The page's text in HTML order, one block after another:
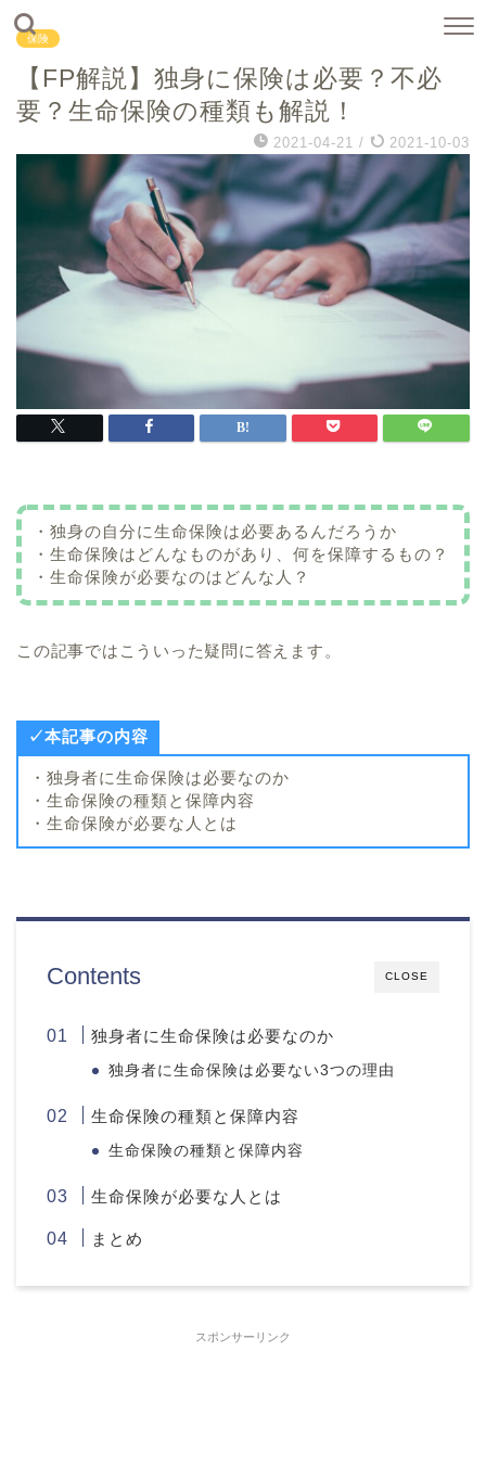
保険
【FP解説】独身に保険は必要？不必
要？生命保険の種類も解説！
2021-04-21 / 2021-10-03
・独身の自分に生命保険は必要あるんだろうか
・生命保険はどんなものがあり、何を保障するもの？
・生命保険が必要なのはどんな人？
この記事ではこういった疑問に答えます。
✓本記事の内容
・独身者に生命保険は必要なのか
・生命保険の種類と保障内容
・生命保険が必要な人とは
CLOSE
Contents
独身者に生命保険は必要なのか
独身者に生命保険は必要ない3つの理由
生命保険の種類と保障内容
生命保険の種類と保障内容
生命保険が必要な人とは
まとめ
スポンサーリンク